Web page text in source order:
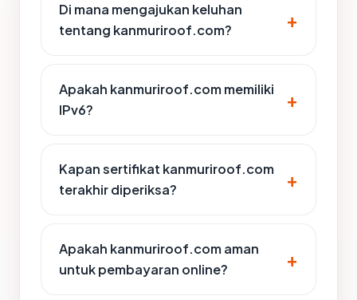
Di mana mengajukan keluhan
tentang kanmuriroof.com?
Apakah kanmuriroof.com memiliki
IPv6?
Kapan sertifikat kanmuriroof.com
terakhir diperiksa?
Apakah kanmuriroof.com aman
untuk pembayaran online?